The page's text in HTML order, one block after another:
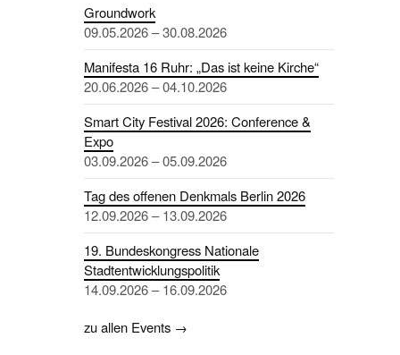
Groundwork
09.05.2026 – 30.08.2026
Manifesta 16 Ruhr: „Das ist keine Kirche“
20.06.2026 – 04.10.2026
Smart City Festival 2026: Conference &
Expo
03.09.2026 – 05.09.2026
Tag des offenen Denkmals Berlin 2026
12.09.2026 – 13.09.2026
19. Bundeskongress Nationale
Stadtentwicklungspolitik
14.09.2026 – 16.09.2026
zu allen Events →